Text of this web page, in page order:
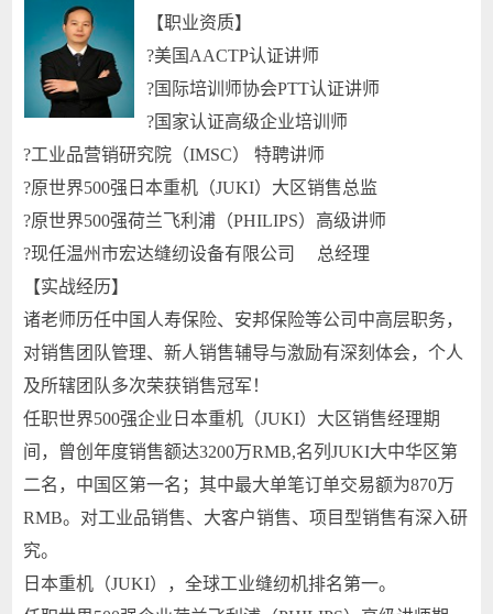
【职业资质】
?美国AACTP认证讲师
?国际培训师协会PTT认证讲师
?国家认证高级企业培训师
?工业品营销研究院（IMSC） 特聘讲师
?原世界500强日本重机（JUKI）大区销售总监
?原世界500强荷兰飞利浦（PHILIPS）高级讲师
?现任温州市宏达缝纫设备有限公司 总经理
【实战经历】
诸老师历任中国人寿保险、安邦保险等公司中高层职务，
对销售团队管理、新人销售辅导与激励有深刻体会，个人
及所辖团队多次荣获销售冠军！
任职世界500强企业日本重机（JUKI）大区销售经理期
间，曾创年度销售额达3200万RMB,名列JUKI大中华区第
二名，中国区第一名；其中最大单笔订单交易额为870万
RMB。对工业品销售、大客户销售、项目型销售有深入研
究。
日本重机（JUKI），全球工业缝纫机排名第一。